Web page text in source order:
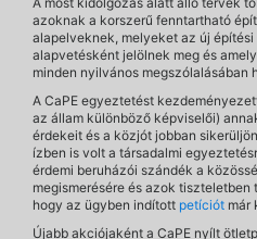
azoknak a korszerű fenntartható
alapelveknek, melyeket az új
alapvetésként jelölnek meg és
minden nyilvános megszólalásában
A CaPE egyeztetést
az állam különböző képviselői)
érdekeit és a közjót jobban
ízben is volt a társadalmi
érdemi beruházói szándék a
megismerésére és azok tiszteletben
hogy az ügyben indított petíciót már
Újabb akciójaként a CaPE nyílt